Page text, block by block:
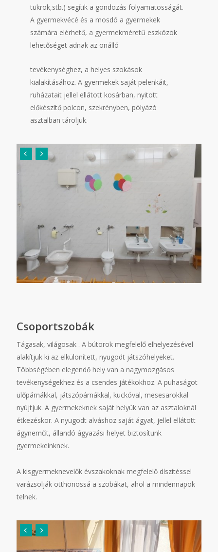
tükrök,stb.) segítik a gondozás folyamatosságát.
A gyermekvécé és a mosdó a gyermekek
számára elérhető, a gyermekméretű eszközök
lehetőséget adnak az önálló
tevékenységhez, a helyes szokások
kialakításához. A gyermekek saját pelenkáit,
ruházatait jellel ellátott kosárban, nyitott
előkészítő polcon, szekrényben, pólyázó
asztalban tároljuk.
Csoportszobák
Tágasak, világosak . A bútorok megfelelő elhelyezésével
alakítjuk ki az elkülönített, nyugodt játszóhelyeket.
Többségében elegendő hely van a nagymozgásos
tevékenységekhez és a csendes játékokhoz. A puhaságot
ülőpárnákkal, játszópárnákkal, kuckóval, mesesarokkal
nyújtjuk. A gyermekeknek saját helyük van az asztaloknál
étkezéskor. A nyugodt alváshoz saját ágyat, jellel ellátott
ágyneműt, állandó ágyazási helyet biztosítunk
gyermekeinknek.
A kisgyermeknevelők évszakoknak megfelelő díszítéssel
varázsolják otthonossá a szobákat, ahol a mindennapok
telnek.